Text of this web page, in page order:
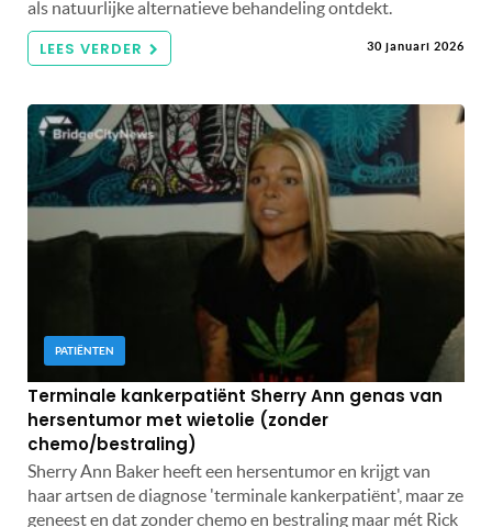
als natuurlijke alternatieve behandeling ontdekt.
LEES VERDER 30 januari 2026
PATIËNTEN
Terminale kankerpatiënt Sherry Ann genas van
hersentumor met wietolie (zonder
chemo/bestraling)
Sherry Ann Baker heeft een hersentumor en krijgt van
haar artsen de diagnose 'terminale kankerpatiënt', maar ze
geneest en dat zonder chemo en bestraling maar mét Rick